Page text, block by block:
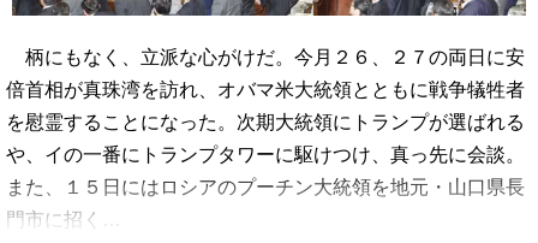
柄にもなく、立派な心がけだ。今月２６、２７の両日に安
倍首相が真珠湾を訪れ、オバマ米大統領とともに戦争犠牲者
を慰霊することになった。次期大統領にトランプが選ばれる
や、イの一番にトランプタワーに駆けつけ、真っ先に会談。
また、１５日にはロシアのプーチン大統領を地元・山口県長
門市に招く…